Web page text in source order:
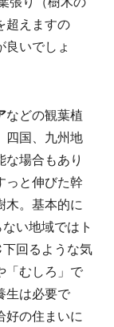
超えますの
いでしょ
などの観葉植
四国、九州地
場合もあり
っと伸びた幹
木。基本的に
い地域ではト
回るような気
「むしろ」で
生は必要で
好の住まいに